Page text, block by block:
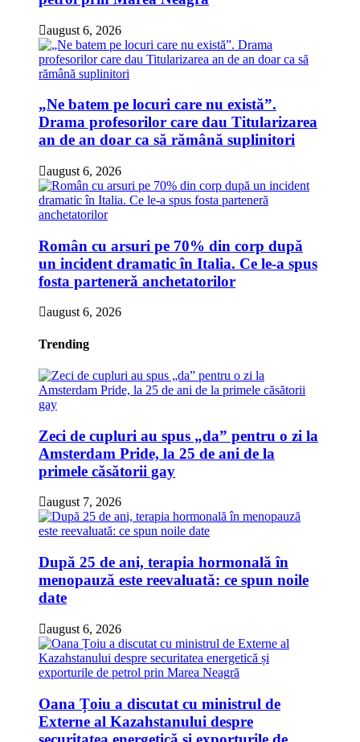
august 6, 2026
„Ne batem pe locuri care nu există”.
Drama profesorilor care dau Titularizarea
an de an doar ca să rămână suplinitori
august 6, 2026
Român cu arsuri pe 70% din corp după
un incident dramatic în Italia. Ce le-a spus
fosta parteneră anchetatorilor
august 6, 2026
Trending
Zeci de cupluri au spus „da” pentru o zi la
Amsterdam Pride, la 25 de ani de la
primele căsătorii gay
august 7, 2026
După 25 de ani, terapia hormonală în
menopauză este reevaluată: ce spun noile
date
august 6, 2026
Oana Țoiu a discutat cu ministrul de
Externe al Kazahstanului despre